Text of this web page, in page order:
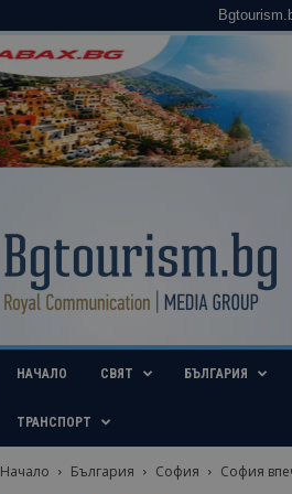
НАЧАЛО СВЯТ БЪЛГАРИЯ
ТРАНСПОРТ
Начало България София
София